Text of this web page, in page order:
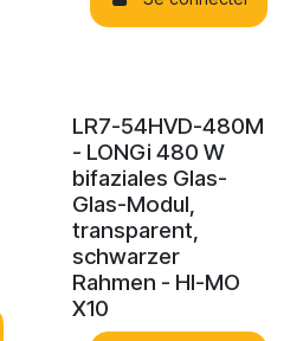
LR7-54HVD-480M
- LONGi 480 W
bifaziales Glas-
Glas-Modul,
transparent,
schwarzer
Rahmen - HI-MO
X10